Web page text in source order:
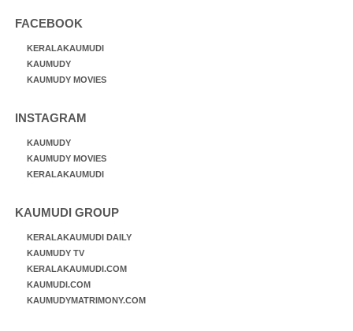
FACEBOOK
KERALAKAUMUDI
KAUMUDY
KAUMUDY MOVIES
INSTAGRAM
KAUMUDY
KAUMUDY MOVIES
KERALAKAUMUDI
KAUMUDI GROUP
KERALAKAUMUDI DAILY
KAUMUDY TV
KERALAKAUMUDI.COM
KAUMUDI.COM
KAUMUDYMATRIMONY.COM